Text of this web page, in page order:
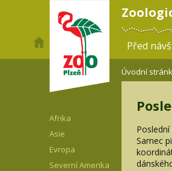
Před
Afrika
Asie
Evropa
Severní Amerika
Úvodní
Samec